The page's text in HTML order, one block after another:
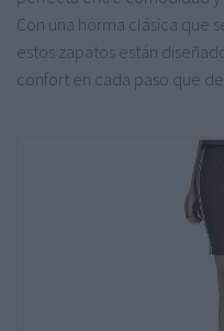
Con una horma clásica que
estos zapatos están
confort en cada paso que